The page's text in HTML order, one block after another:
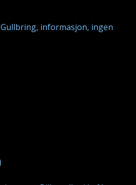
informasjon, ingen